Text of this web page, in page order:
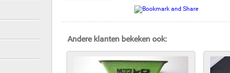
Andere klanten bekeken ook: